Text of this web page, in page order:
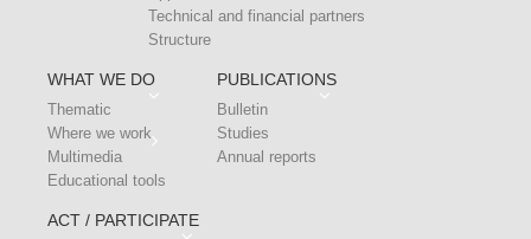
Technical and financial partners
Structure
WHAT WE DO
Thematic
Where we work
Multimedia
Educational tools
PUBLICATIONS
Bulletin
Studies
Annual reports
ACT / PARTICIPATE